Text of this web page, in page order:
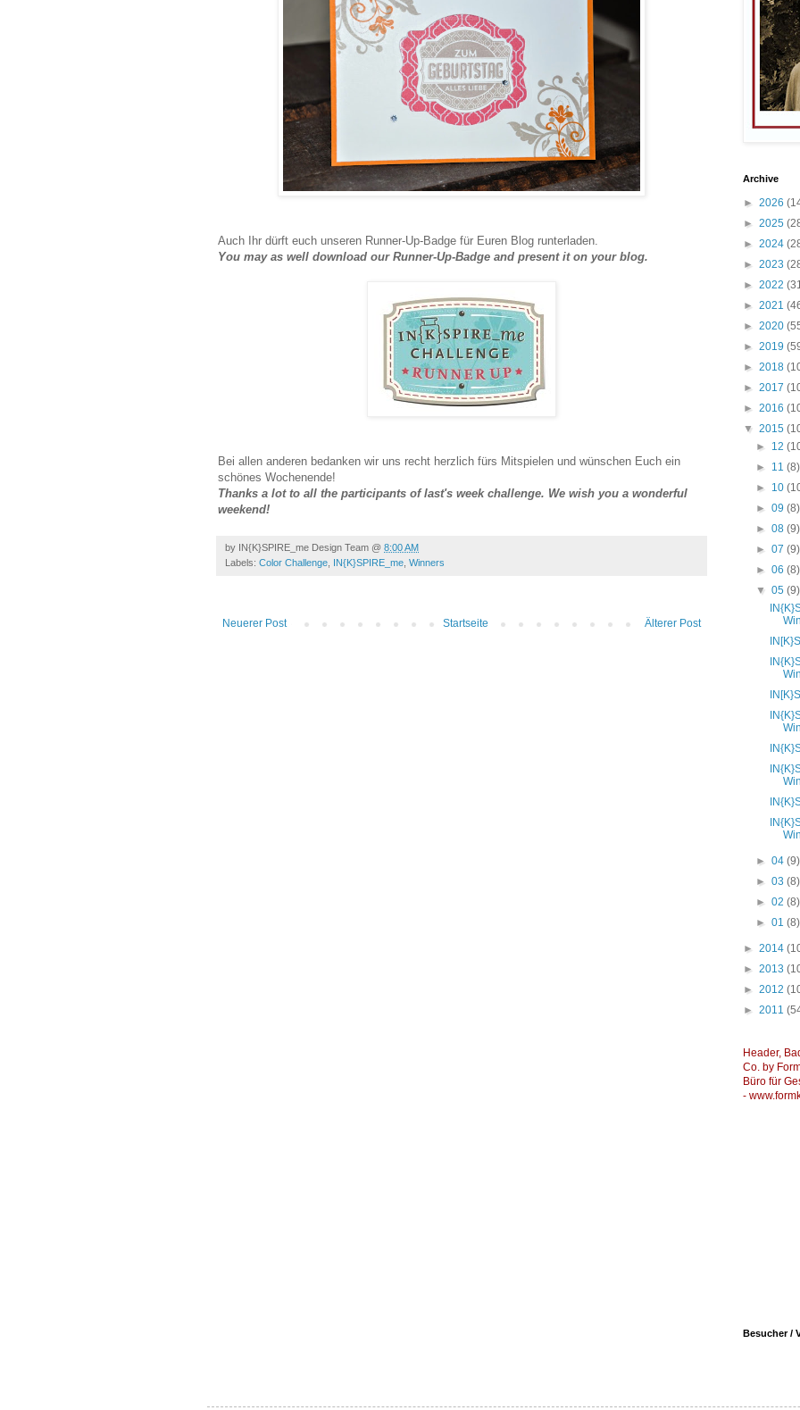
Auch Ihr dürft euch unseren Runner-Up-Badge für Euren Blog runterladen.
You may as well download our Runner-Up-Badge and present it on your blog.
Bei allen anderen bedanken wir uns recht herzlich fürs Mitspielen und wünschen Euch ein
schönes Wochenende!
Thanks a lot to all the participants of last's week challenge. We wish you a wonderful
weekend!
by IN{K}SPIRE_me Design Team @ 8:00 AM
Labels: Color Challenge IN{K}SPIRE_me Winners
Neuerer Post Älterer Post
Startseite
Archive
► 2026
► 2025
► 2024
► 2023
► 2022
► 2021
► 2020
► 2019
► 2018
► 2017
► 2016
▼ 2015
► 12
► 11(8)
► 10
►09(8)
►08(9)
►07(9)
►06(8)
▼05(9)
►04(9)
►03(8)
►02(8)
►01(8)
► 2014
► 2013
► 2012
► 2011
Header,
Co. by
Büro für
-
Besucher /